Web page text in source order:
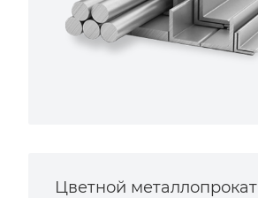
Цветной металлопрокат